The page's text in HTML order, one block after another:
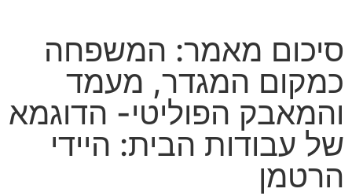
סיכום מאמר: המשפחה
כמקום המגדר, מעמד
והמאבק הפוליטי- הדוגמא
של עבודות הבית: היידי
הרטמן